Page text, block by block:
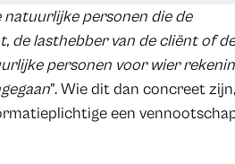
natuurlijke personen die de
de lasthebber van de cliënt of de
personen voor wier
”. Wie dit dan concreet zijn,
een